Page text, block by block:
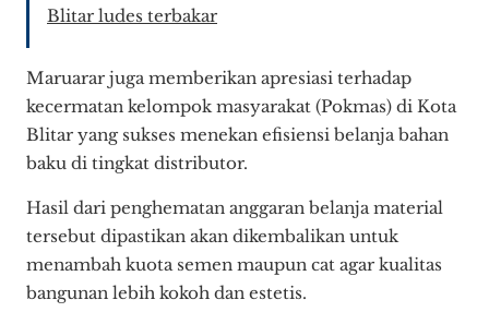
Blitar ludes terbakar
Maruarar juga memberikan apresiasi terhadap
kecermatan kelompok masyarakat (Pokmas) di Kota
Blitar yang sukses menekan efisiensi belanja bahan
baku di tingkat distributor.
Hasil dari penghematan anggaran belanja material
tersebut dipastikan akan dikembalikan untuk
menambah kuota semen maupun cat agar kualitas
bangunan lebih kokoh dan estetis.